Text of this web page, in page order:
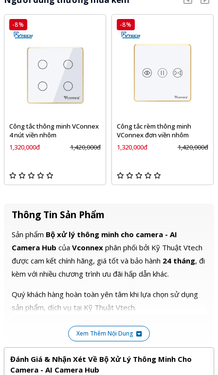
-8%
Công tắc thông minh VConnex
4 nút viền nhôm
1,320,000đ
1,420,000đ
-8%
Công tắc rèm thông minh
VConnex đơn viền nhôm
1,320,000đ
1,420,000đ
Thông Tin Sản Phẩm
Sản phẩm Bộ xử lý thông minh cho camera - AI
Camera Hub của Vconnex phân phối bởi Kỹ Thuật Vtech
được cam kết chính hãng, giá tốt và bảo hành 24 tháng, đi
kèm với nhiều chương trình ưu đãi hấp dẫn khác.
Quý khách hàng hoàn toàn yên tâm khi lựa chọn sử dụng
sản phẩm, dịch vụ tại Kỹ Thuật Vtech.
Xem Thêm Nội Dung
Đánh Giá & Nhận Xét Về Bộ Xử Lý Thông Minh Cho
Camera - AI Camera Hub